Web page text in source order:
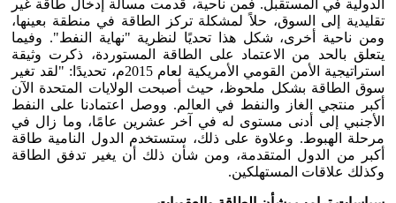
الدولية في المستقبل. فمن ناحية، قدمت مسألة إدخال طاقة غير
تقليدية إلى السوق، حلاً لمشكلة تركز الطاقة في منطقة بعينها،
ومن ناحية أخرى، شكل هذا تحديًا لنظرية "نهاية النفط". وفيما
يتعلق بالحد من الاعتماد على الطاقة المستوردة، ذكرت وثيقة
استراتيجية الأمن القومي الأمريكية لعام 2015م، تحديدًا: "لقد تغير
سوق الطاقة بشكل ملحوظ، حيث أصبحت الولايات المتحدة الآن
أكبر منتجي الغاز والنفط في العالم. ووصل اعتمادنا على النفط
الأجنبي إلى أدنى مستوى له في آخر عشرين عامًا، وما زال في
مرحلة الهبوط. وعلاوة على ذلك، ستستخدم الدول النامية طاقة
أكبر من الدول المتقدمة، ومن شأن ذلك أن يغير تدفق الطاقة
وكذلك علاقات المستهلكين.